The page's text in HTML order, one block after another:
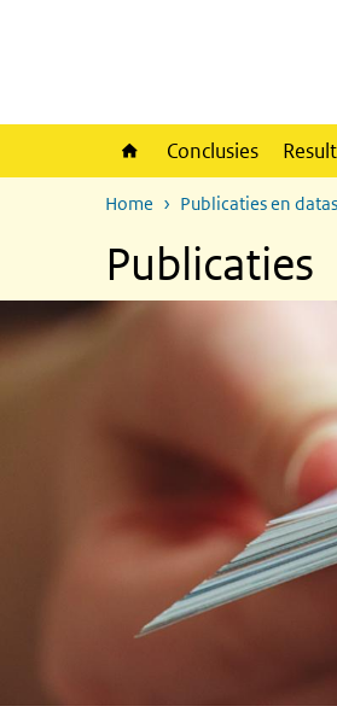
Conclusies
Home Publicaties en
Publicaties